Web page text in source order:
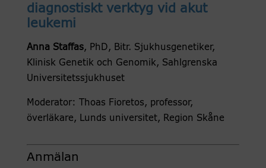
diagnostiskt verktyg vid akut
leukemi
Anna Staffas, PhD, Bitr. Sjukhusgenetiker,
Klinisk Genetik och Genomik, Sahlgrenska
Universitetssjukhuset
Moderator: Thoas Fioretos, professor,
överläkare, Lunds universitet, Region Skåne
Anmälan